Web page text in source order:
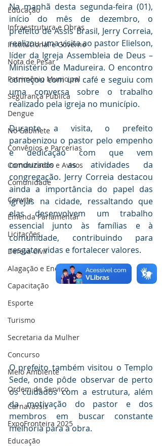
Educação
Infraestrutura e Obras
Institucional e Governo
Nota de Pesar
Patrimônio Municipal
Segurança Publica
Dengue
No Gabinete
Convênios e Parcerias
Comunicados e Avisos
Comunidade
Convite
Emenda Parlamentar
Licitações
Defesa Civil
Alagação e Enchente
Capacitação
Esporte
Turismo
Secretaria da Mulher
Concurso
Meio Ambiente
Ordem de Serviço
Carnavassis
ExpoFronteira 2025
Educação
Na manhã desta segunda-feira (01),
início do mês de dezembro, o
prefeito de Assis Brasil, Jerry Correia,
realizou uma visita ao pastor Elielson,
líder da Igreja Assembleia de Deus –
Ministério de Madureira. O encontro
começou com um café e seguiu com
uma conversa sobre o trabalho
realizado pela igreja no município.
Durante a visita, o prefeito
parabenizou o pastor pelo empenho
e dedicação com que vem
conduzindo as atividades da
congregação. Jerry Correia destacou
ainda a importância do papel das
igrejas na cidade, ressaltando que
elas desenvolvem um trabalho
essencial junto às famílias e à
comunidade, contribuindo para
resgatar vidas e fortalecer valores.
O prefeito também visitou o Templo
Sede, onde pôde observar de perto
os cuidados com a estrutura, além
da motivação do pastor e dos
membros em buscar constante
melhoria para a obra.